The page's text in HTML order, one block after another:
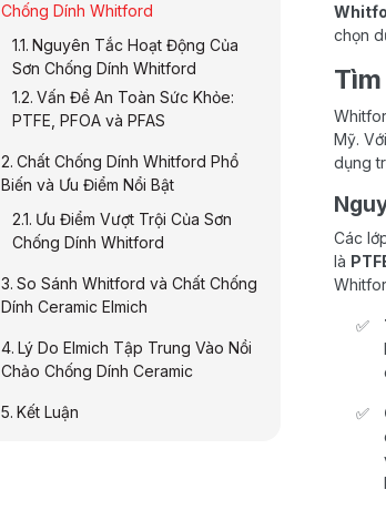
chọn
Mỹ.
dụng
Các
là
Chống Dính Whitford
Nguyên Tắc Hoạt Động Của
Sơn Chống Dính Whitford
Vấn Đề An Toàn Sức Khỏe:
PTFE, PFOA và PFAS
Chất Chống Dính Whitford Phổ
Biến và Ưu Điểm Nổi Bật
Ưu Điểm Vượt Trội Của Sơn
Chống Dính Whitford
So Sánh Whitford và Chất Chống
Dính Ceramic Elmich
Lý Do Elmich Tập Trung Vào Nồi
Chảo Chống Dính Ceramic
Kết Luận